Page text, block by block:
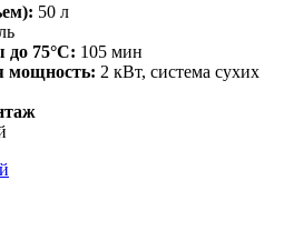
50 л
до 75°С: 105 мин
мощность: 2 кВт, система сухих